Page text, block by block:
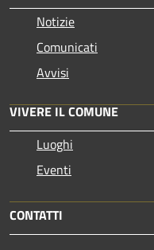
Notizie
Comunicati
Avvisi
VIVERE IL COMUNE
Luoghi
Eventi
CONTATTI